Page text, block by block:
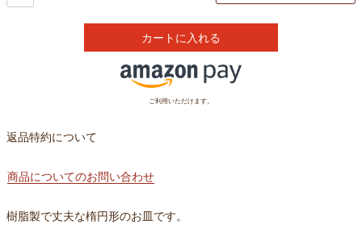
カートに入れる
ご利用いただけます。
返品特約について
商品についてのお問い合わせ
樹脂製で丈夫な楕円形のお皿です。